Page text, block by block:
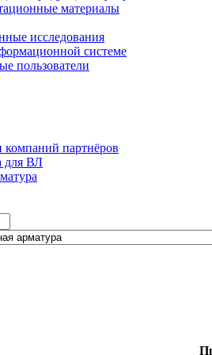
материалы
исследования
системе
пользователи
компаний партнёров
для ВЛ